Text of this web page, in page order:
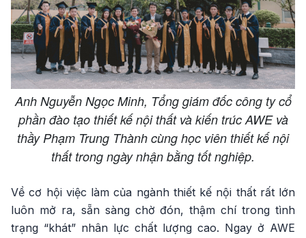
Anh Nguyễn Ngọc Minh, Tổng giám đốc công ty cổ
phần đào tạo thiết kế nội thất và kiến trúc AWE và
thầy Phạm Trung Thành cùng học viên thiết kế nội
thất trong ngày nhận bằng tốt nghiệp.
Về cơ hội việc làm của ngành thiết kế nội thất rất lớn
luôn mở ra, sẵn sàng chờ đón, thậm chí trong tình
trạng “khát” nhân lực chất lượng cao. Ngay ở AWE